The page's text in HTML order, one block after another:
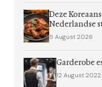
Deze
Nederlandse
5 August 2026
Garderobe
12 August 2022